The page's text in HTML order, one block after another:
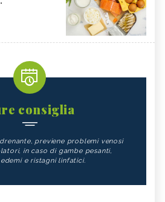
consiglia
previene problemi venosi
in caso di gambe pesanti,
e ristagni linfatici.